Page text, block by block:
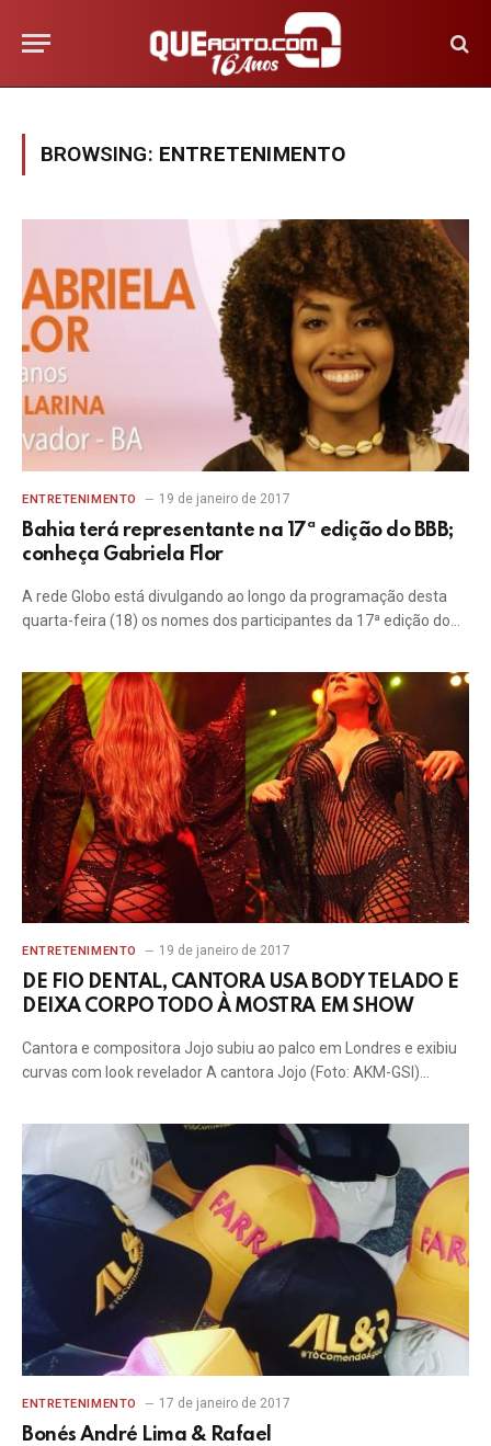
BROWSING: ENTRETENIMENTO
ENTRETENIMENTO 19 de janeiro de 2017
Bahia terá representante na 17ª edição do BBB;
conheça Gabriela Flor
A rede Globo está divulgando ao longo da programação desta
quarta-feira (18) os nomes dos participantes da 17ª edição do…
ENTRETENIMENTO 19 de janeiro de 2017
DE FIO DENTAL, CANTORA USA BODY TELADO E
DEIXA CORPO TODO À MOSTRA EM SHOW
Cantora e compositora Jojo subiu ao palco em Londres e exibiu
curvas com look revelador A cantora Jojo (Foto: AKM-GSI)…
ENTRETENIMENTO 17 de janeiro de 2017
Bonés André Lima & Rafael